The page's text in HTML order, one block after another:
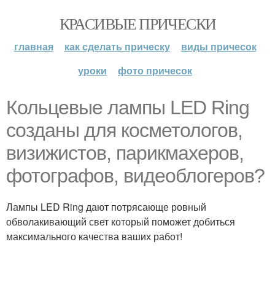
КРАСИВЫЕ ПРИЧЕСКИ
главная как сделать прическу
виды причесок
уроки
фото причесок
Кольцевые лампы LED Ring
созданы для косметологов,
визижистов, парикмахеров,
фотографов, видеоблогеров?
Лампы LED Ring дают потрясающе ровный
обволакивающий свет который поможет добиться
максимального качества ваших работ!